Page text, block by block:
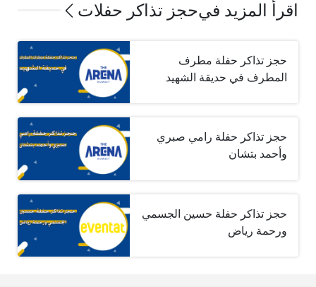
اقرأ المزيد فيحجز تذاكر حفلات
حجز تذاكر حفلة مطرف
المطرف في حديقة الشهيد
حجز تذاكر حفلة رامي صبري
وأحمد بتشان
حجز تذاكر حفلة حسين الجسمي
ورحمة رياض